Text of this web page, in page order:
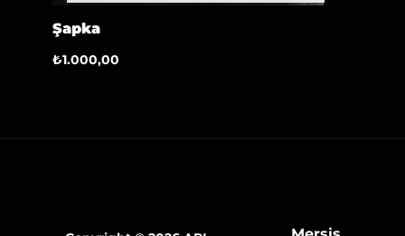
Şapka
₺1.000,00